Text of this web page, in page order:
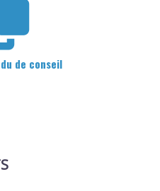
de conseil